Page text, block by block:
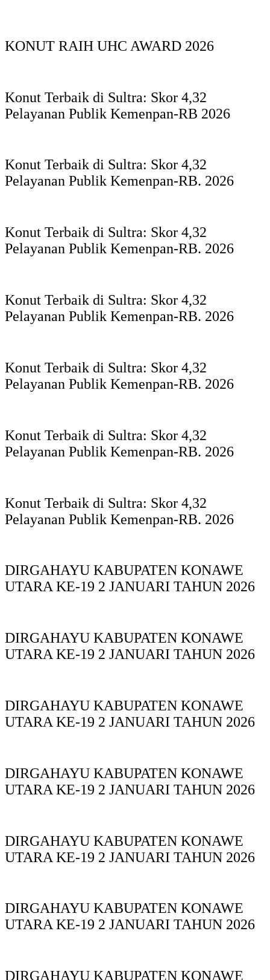
KONUT RAIH UHC AWARD 2026
Konut Terbaik di Sultra: Skor 4,32
Pelayanan Publik Kemenpan-RB 2026
Konut Terbaik di Sultra: Skor 4,32
Pelayanan Publik Kemenpan-RB. 2026
Konut Terbaik di Sultra: Skor 4,32
Pelayanan Publik Kemenpan-RB. 2026
Konut Terbaik di Sultra: Skor 4,32
Pelayanan Publik Kemenpan-RB. 2026
Konut Terbaik di Sultra: Skor 4,32
Pelayanan Publik Kemenpan-RB. 2026
Konut Terbaik di Sultra: Skor 4,32
Pelayanan Publik Kemenpan-RB. 2026
Konut Terbaik di Sultra: Skor 4,32
Pelayanan Publik Kemenpan-RB. 2026
DIRGAHAYU KABUPATEN KONAWE
UTARA KE-19 2 JANUARI TAHUN 2026
DIRGAHAYU KABUPATEN KONAWE
UTARA KE-19 2 JANUARI TAHUN 2026
DIRGAHAYU KABUPATEN KONAWE
UTARA KE-19 2 JANUARI TAHUN 2026
DIRGAHAYU KABUPATEN KONAWE
UTARA KE-19 2 JANUARI TAHUN 2026
DIRGAHAYU KABUPATEN KONAWE
UTARA KE-19 2 JANUARI TAHUN 2026
DIRGAHAYU KABUPATEN KONAWE
UTARA KE-19 2 JANUARI TAHUN 2026
DIRGAHAYU KABUPATEN KONAWE